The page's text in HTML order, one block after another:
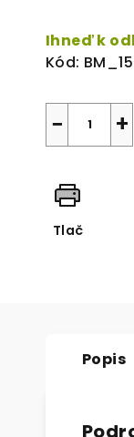
Ihneď k
Kód:
+
−
Tlač
Popis